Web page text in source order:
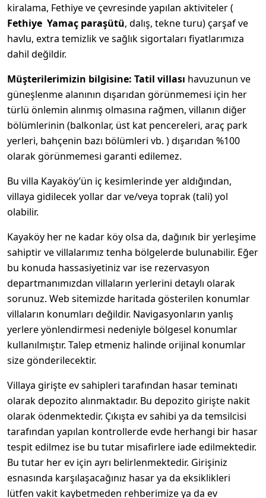
kiralama, Fethiye ve çevresinde yapılan aktiviteler (
Fethiye Yamaç paraşütü, dalış, tekne turu) çarşaf ve
havlu, extra temizlik ve sağlık sigortaları fiyatlarımıza
dahil değildir.
Müşterilerimizin bilgisine: Tatil villası havuzunun ve
güneşlenme alanının dışarıdan görünmemesi için her
türlü önlemin alınmış olmasına rağmen, villanın diğer
bölümlerinin (balkonlar, üst kat pencereleri, araç park
yerleri, bahçenin bazı bölümleri vb. ) dışarıdan %100
olarak görünmemesi garanti edilemez.
Bu villa Kayaköy’ün iç kesimlerinde yer aldığından,
villaya gidilecek yollar dar ve/veya toprak (tali) yol
olabilir.
Kayaköy her ne kadar köy olsa da, dağınık bir yerleşime
sahiptir ve villalarımız tenha bölgelerde bulunabilir. Eğer
bu konuda hassasiyetiniz var ise rezervasyon
departmanımızdan villaların yerlerini detaylı olarak
sorunuz. Web sitemizde haritada gösterilen konumlar
villaların konumları değildir. Navigasyonların yanlış
yerlere yönlendirmesi nedeniyle bölgesel konumlar
kullanılmıştır. Talep etmeniz halinde orijinal konumlar
size gönderilecektir.
Villaya girişte ev sahipleri tarafından hasar teminatı
olarak depozito alınmaktadır. Bu depozito girişte nakit
olarak ödenmektedir. Çıkışta ev sahibi ya da temsilcisi
tarafından yapılan kontrollerde evde herhangi bir hasar
tespit edilmez ise bu tutar misafirlere iade edilmektedir.
Bu tutar her ev için ayrı belirlenmektedir. Girişiniz
esnasında karşılaşacağınız hasar ya da eksiklikleri
lütfen vakit kaybetmeden rehberimize ya da ev